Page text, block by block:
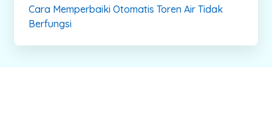
Cara Memperbaiki Otomatis Toren Air Tidak
Berfungsi